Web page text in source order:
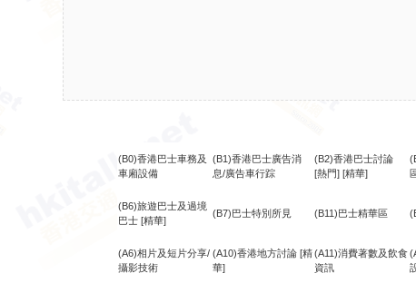
(B0)香港巴士車務及
車廂設備
(B1)香港巴士廣告消
息/廣告車行踪
(B2)香港巴士討論
[熱門] [精華]
(B6)旅遊巴士及過境
巴士 [精華]
(B7)巴士特別所見 (B11)巴士精華區
(A6)相片及短片分享/
攝影技術
(A10)香港地方討論 [精
華]
(A11)消費著數及飲食
資訊